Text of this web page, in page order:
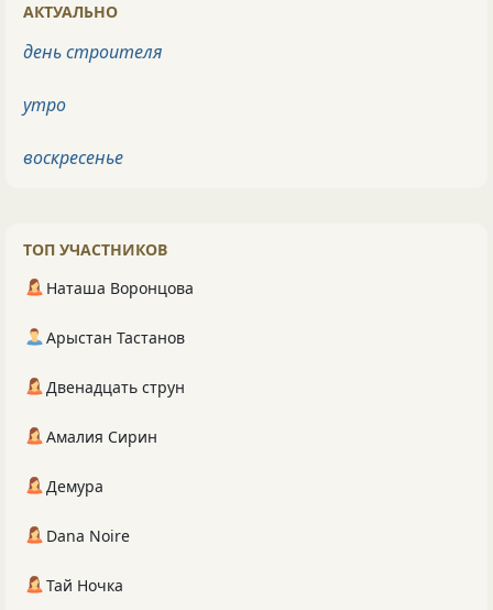
АКТУАЛЬНО
день строителя
утро
воскресенье
ТОП УЧАСТНИКОВ
Наташа Воронцова
Арыстан Тастанов
Двенадцать струн
Амалия Сирин
Демура
Dana Noire
Тай Ночка